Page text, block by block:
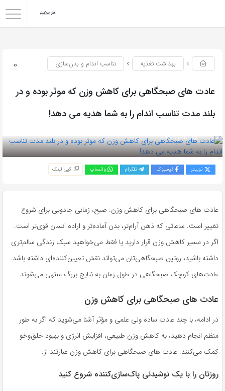
0 بهداشت تغذیه تناسب اندام و بدن‌سازی
عادت های صبحگاهی برای کاهش وزن که موثر بوده و در
بلند مدت تناسب اندام را به شما هدیه می دهد!
بازدید 245
توییتر فیسبوک تلگرام واتساپ کپی لینک
عادت های صبحگاهی برای کاهش وزن: صبح، زمانی جادویی برای شروع
تغییر است. ساعاتی که ذهن آرام‌تر، بدن آماده‌تر و اراده انسان قوی‌تر است.
اگر در مسیر کاهش وزن قرار دارید یا فقط می‌خواهید سبک زندگی سالم‌تری
داشته باشید، روتین صبحگاهی‌تان می‌تواند نقش تعیین‌کننده‌ای داشته باشد.
عادت‌های کوچک صبحگاهی در طول زمان به نتایج بزرگ منتهی می‌شوند.
عادت های صبحگاهی برای کاهش وزن
در ادامه، با چند عادت ساده ولی علمی و مؤثر آشنا می‌شوید که اگر به طور
منظم انجام دهید، به کاهش وزن طبیعی، افزایش انرژی و بهبود خلق‌وخو
کمک می‌کنند. عادت های صبحگاهی برای کاهش وزن عبارتند از:
روزتان را با یک نوشیدنی پاک‌سازی‌کننده شروع کنید